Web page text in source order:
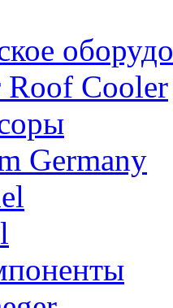
Roof Cooler
Germany